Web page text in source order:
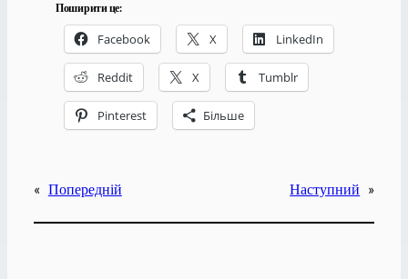
Поширити це:
Facebook X LinkedIn
Reddit X Tumblr
Pinterest Більше
« Попередній Наступний »